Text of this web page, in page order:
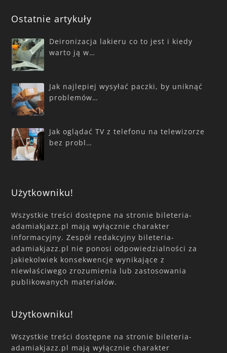
Ostatnie artykuły
Deironizacja lakieru co to jest i kiedy
warto ją w…
Jak najlepiej wysyłać paczki, by uniknąć
problemów…
Jak oglądać TV z telefonu na telewizorze
bez probl…
Użytkowniku!
Wszystkie treści dostępne na stronie bileteria-
adamiakjazz.pl mają wyłącznie charakter
informacyjny. Zespół redakcyjny bileteria-
adamiakjazz.pl nie ponosi odpowiedzialności za
jakiekolwiek konsekwencje wynikające z
niewłaściwego zrozumienia lub zastosowania
publikowanych materiałów.
Użytkowniku!
Wszystkie treści dostępne na stronie bileteria-
adamiakjazz.pl mają wyłącznie charakter